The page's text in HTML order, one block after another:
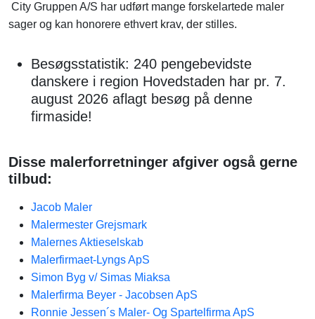
City Gruppen A/S har udført mange forskelartede maler
sager og kan honorere ethvert krav, der stilles.
Besøgsstatistik: 240 pengebevidste
danskere i region Hovedstaden har pr. 7.
august 2026 aflagt besøg på denne
firmaside!
Disse malerforretninger afgiver også gerne
tilbud:
Jacob Maler
Malermester Grejsmark
Malernes Aktieselskab
Malerfirmaet-Lyngs ApS
Simon Byg v/ Simas Miaksa
Malerfirma Beyer - Jacobsen ApS
Ronnie Jessen´s Maler- Og Spartelfirma ApS